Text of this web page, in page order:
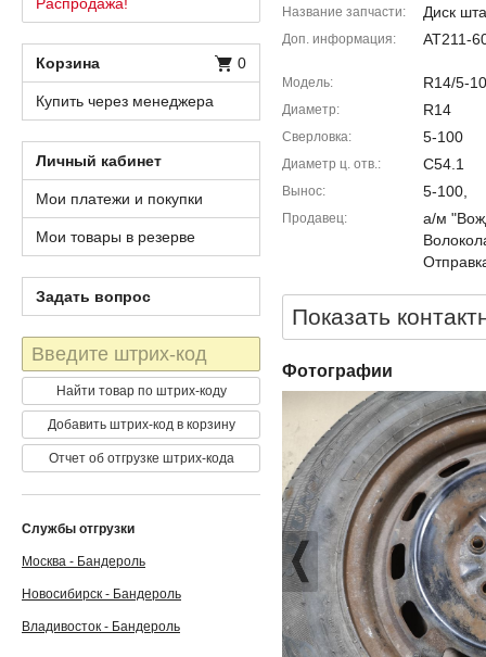
Название запчасти Диск
Доп. информация AT211-
Модель R14/5-
Диаметр R14
Сверловка 5-100
Диаметр ц. отв. C54.1
Вынос 5-100,
Продавец
а/м
Показать
Фотографии
Корзина 0
Купить через менеджера
Личный кабинет
Мои платежи и покупки
Мои товары в резерве
Задать вопрос
Штрих-
код
Найти товар по штрих-коду
Добавить штрих-код в корзину
Отчет об отгрузке штрих-кода
Службы отгрузки
Москва - Бандероль
Новосибирск - Бандероль
Владивосток - Бандероль